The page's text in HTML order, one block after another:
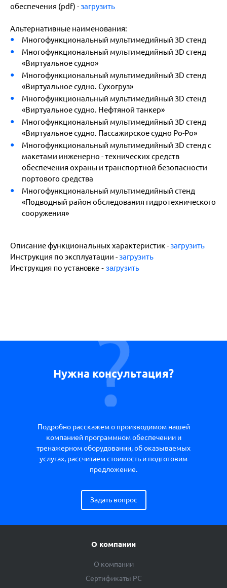
обеспечения (pdf) -загрузить
Альтернативные наименования:
Многофункциональный мультимедийный 3D стенд
Многофункциональный мультимедийный 3D стенд
«Виртуальное судно»
Многофункциональный мультимедийный 3D стенд
«Виртуальное судно. Сухогруз»
Многофункциональный мультимедийный 3D стенд
«Виртуальное судно. Нефтяной танкер»
Многофункциональный мультимедийный 3D стенд
«Виртуальное судно. Пассажирское судно Ро-Ро»
Многофункциональный мультимедийный 3D стенд с
макетами инженерно - технических средств
обеспечения охраны и транспортной безопасности
портового средства
Многофункциональный мультимедийный стенд
«Подводный район обследования гидротехнического
сооружения»
Описание функциональных характеристик-загрузить
Инструкция по эксплуатации -загрузить
Инструкция по установке - загрузить
Нужна консультация?
Подробно расскажем о производимом нашей
компанией программном обеспечении и
тренажерном оборудовании, об оказываемых
услугах, рассчитаем стоимость и подготовим
предложение.
Задать вопрос
О компании
О компании
Сертификаты РС